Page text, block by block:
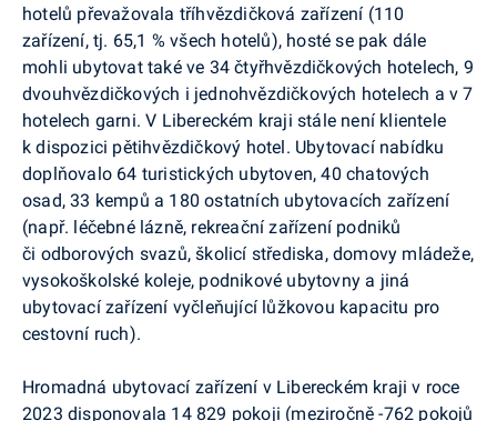
hotelů převažovala tříhvězdičková zařízení (110
zařízení, tj. 65,1 % všech hotelů), hosté se pak dále
mohli ubytovat také ve 34 čtyřhvězdičkových hotelech, 9
dvouhvězdičkových i jednohvězdičkových hotelech a v 7
hotelech garni. V Libereckém kraji stále není klientele
k dispozici pětihvězdičkový hotel. Ubytovací nabídku
doplňovalo 64 turistických ubytoven, 40 chatových
osad, 33 kempů a 180 ostatních ubytovacích zařízení
(např. léčebné lázně, rekreační zařízení podniků
či odborových svazů, školicí střediska, domovy mládeže,
vysokoškolské koleje, podnikové ubytovny a jiná
ubytovací zařízení vyčleňující lůžkovou kapacitu pro
cestovní ruch).
Hromadná ubytovací zařízení v Libereckém kraji v roce
2023 disponovala 14 829 pokoji (meziročně -762 pokojů